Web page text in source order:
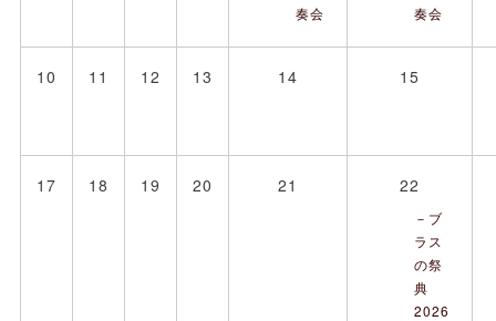
奏会
奏会
10 11 12 13 14 15
17 18 19 20 21 22
－ブ
ラス
の祭
典
2026